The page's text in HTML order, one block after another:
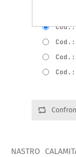
NASTRO